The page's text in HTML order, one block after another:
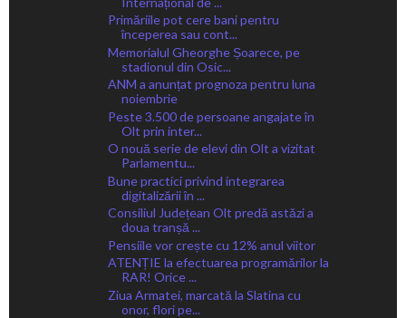
Primăriile pot cere bani pentru
începerea sau cont...
Memorialul Gheorghe Șoarece, pe
stadionul din Osic...
ANM a anunțat prognoza pentru luna
noiembrie
Peste 3.500 de persoane angajate în
Olt prin inter...
O nouă serie de elevi din Olt a vizitat
Parlamentu...
Bune practici privind integrarea
digitalizării în ...
Consiliul Județean Olt predă astăzi a
doua tranșă ...
Pensiile vor crește cu 12% anul viitor
ATENȚIE la efectuarea programărilor la
RAR! Orice ...
Ziua Armatei, marcată la Slatina cu
onor, flori pe...